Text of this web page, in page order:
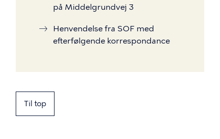
på Middelgrundvej 3
Henvendelse fra SOF med
efterfølgende korrespondance
Til top